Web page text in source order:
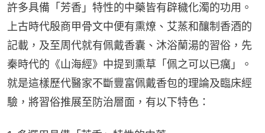
許多具備「芳香」特性的中藥皆有辟穢化濁的功用。
上古時代殷商甲骨文中便有熏燎、艾蒸和釀制香酒的
記載，及至周代就有佩戴香囊、沐浴蘭湯的習俗，先
秦時代的《山海經》中提到熏草「佩之可以已癘」。
就是這樣歷代醫家不斷豐富佩戴香包的理論及臨床經
驗，將習俗推展至防治層面，有以下特色：